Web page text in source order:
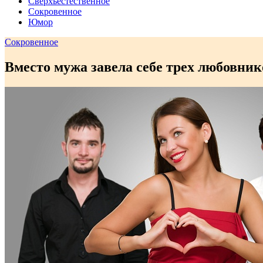
Сокровенное
Юмор
Сокровенное
Вместо мужа завела себе трех